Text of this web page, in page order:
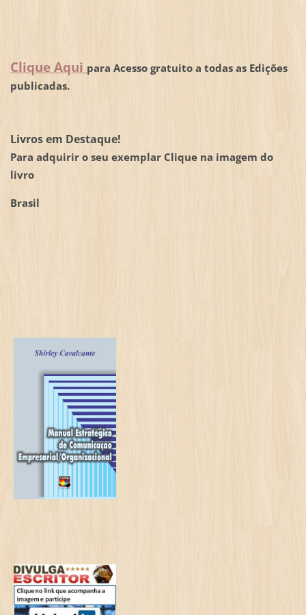
Clique Aqui para Acesso gratuito a todas as Edições
publicadas.
Livros em Destaque!
Para adquirir o seu exemplar Clique na imagem do
livro
Brasil